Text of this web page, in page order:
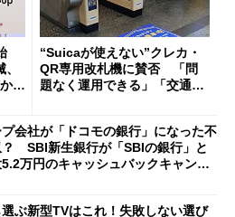
解
“Suicaが使えない”クレカ・
QR専用改札機に賛否 「問
題なく運用できる」「交通系I
会社が「ドコモの銀行」になった不
？ SBI新生銀行が「SBIの銀行」と
5.2万円のキャッシュバックキャンペ
ぶ新型TVはこれ！失敗しない選び